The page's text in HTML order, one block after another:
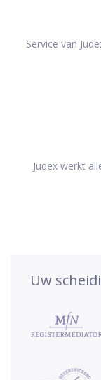
Service van
Judex werkt
Uw